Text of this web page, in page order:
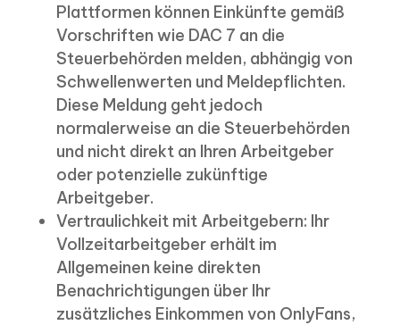
Plattformen können Einkünfte gemäß
Vorschriften wie DAC 7 an die
Steuerbehörden melden, abhängig von
Schwellenwerten und Meldepflichten.
Diese Meldung geht jedoch
normalerweise an die Steuerbehörden
und nicht direkt an Ihren Arbeitgeber
oder potenzielle zukünftige
Arbeitgeber.
Vertraulichkeit mit Arbeitgebern: Ihr
Vollzeitarbeitgeber erhält im
Allgemeinen keine direkten
Benachrichtigungen über Ihr
zusätzliches Einkommen von OnlyFans,